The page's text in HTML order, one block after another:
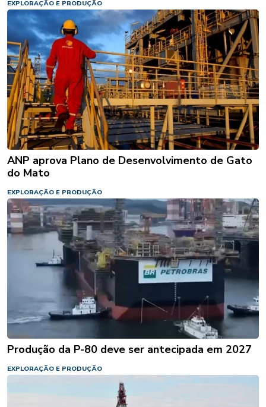
EXPLORAÇÃO E PRODUÇÃO
ANP aprova Plano de Desenvolvimento de Gato
do Mato
EXPLORAÇÃO E PRODUÇÃO
Produção da P-80 deve ser antecipada em 2027
EXPLORAÇÃO E PRODUÇÃO